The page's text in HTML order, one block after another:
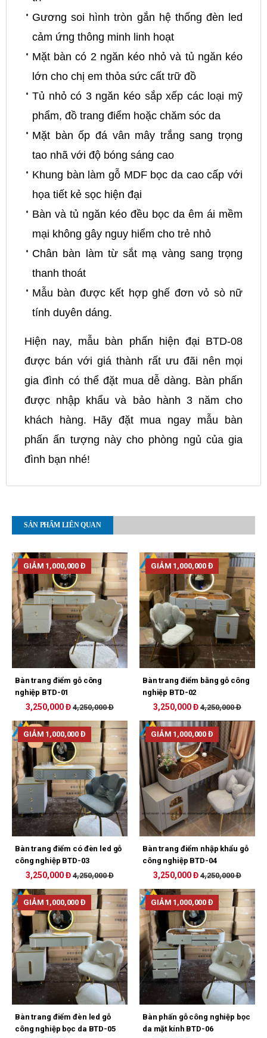
Gương soi hình tròn gắn hệ thống đèn led
cảm ứng thông minh linh hoạt
Mặt bàn có 2 ngăn kéo nhỏ và tủ ngăn kéo
lớn cho chị em thỏa sức cất trữ đồ
Tủ nhỏ có 3 ngăn kéo sắp xếp các loại mỹ
phẩm, đồ trang điểm hoặc chăm sóc da
Mặt bàn ốp đá vân mây trắng sang trọng
tao nhã với độ bóng sáng cao
Khung bàn làm gỗ MDF bọc da cao cấp với
họa tiết kẻ sọc hiện đại
Bàn và tủ ngăn kéo đều bọc da êm ái mềm
mại không gây nguy hiểm cho trẻ nhỏ
Chân bàn làm từ sắt mạ vàng sang trọng
thanh thoát
Mẫu bàn được kết hợp ghế đơn vỏ sò nữ
tính duyên dáng.
Hiện nay, mẫu bàn phấn hiện đại BTD-08
được bán với giá thành rất ưu đãi nên mọi
gia đình có thể đặt mua dễ dàng. Bàn phấn
được nhập khẩu và bảo hành 3 năm cho
khách hàng. Hãy đặt mua ngay mẫu bàn
phấn ấn tượng này cho phòng ngủ của gia
đình bạn nhé!
SẢN PHẨM LIÊN QUAN
GIẢM 1,000,000 Đ
Bàn trang điểm gỗ công
nghiệp BTD-01
3,250,000 Đ 4,250,000 Đ
GIẢM 1,000,000 Đ
Bàn trang điểm bằng gỗ công
nghiệp BTD-02
3,250,000 Đ 4,250,000 Đ
GIẢM 1,000,000 Đ
Bàn trang điểm có đèn led gỗ
công nghiệp BTD-03
3,250,000 Đ 4,250,000 Đ
GIẢM 1,000,000 Đ
Bàn trang điểm nhập khẩu gỗ
công nghiệp BTD-04
3,250,000 Đ 4,250,000 Đ
GIẢM 1,000,000 Đ
Bàn trang điểm đèn led gỗ
công nghiệp bọc da BTD-05
GIẢM 1,000,000 Đ
Bàn phấn gỗ công nghiệp bọc
da mặt kính BTD-06